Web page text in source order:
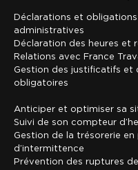
Déclarations et obligations
administratives
Déclaration des heures et
Relations avec France
Gestion des justificatifs et
obligatoires
Anticiper et optimiser sa
Suivi de son compteur
Gestion de la trésorerie en
d’intermittence
Prévention des ruptures